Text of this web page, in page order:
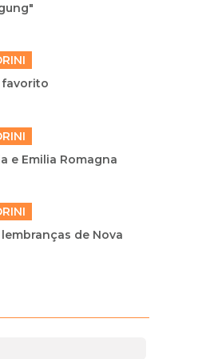
favorito
e Emilia Romagna
de Nova